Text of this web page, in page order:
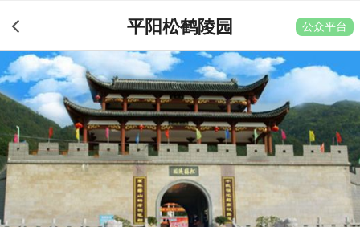
平阳松鹤陵园 公众平台